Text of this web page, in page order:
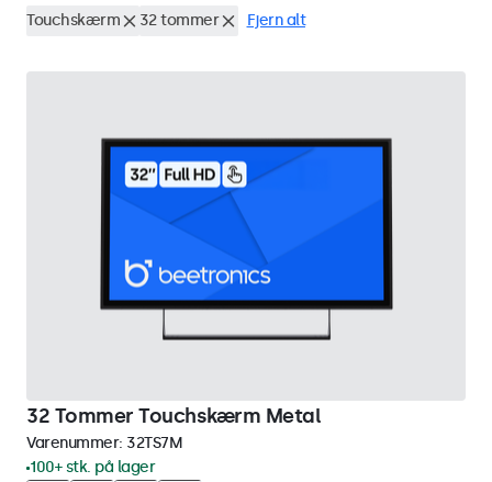
Touchskærm 32 tommer Fjern alt
32 Tommer Touchskærm Metal
Varenummer: 32TS7M
100+ stk. på lager